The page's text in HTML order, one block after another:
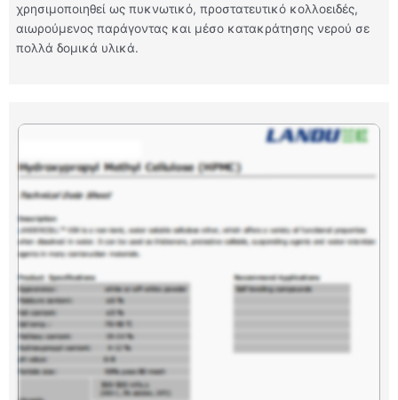
χρησιμοποιηθεί ως πυκνωτικό, προστατευτικό κολλοειδές,
αιωρούμενος παράγοντας και μέσο κατακράτησης νερού σε
πολλά δομικά υλικά.